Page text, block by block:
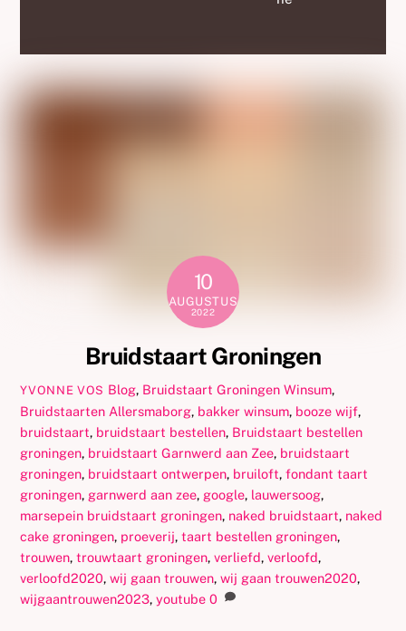
10
AUGUSTUS
2022
Bruidstaart Groningen
YVONNE VOS Blog, Bruidstaart Groningen Winsum,
Bruidstaarten Allersmaborg, bakker winsum, booze wijf,
bruidstaart, bruidstaart bestellen, Bruidstaart bestellen
groningen, bruidstaart Garnwerd aan Zee, bruidstaart
groningen, bruidstaart ontwerpen, bruiloft,fondant taart
groningen, garnwerd aan zee, google, lauwersoog,
marsepein bruidstaart groningen, naked bruidstaart, naked
cake groningen, proeverij,taart bestellen groningen,
trouwen,trouwtaart groningen,verliefd,verloofd,
verloofd2020,wij gaan trouwen,wij gaan trouwen2020,
wijgaantrouwen2023,youtube 0